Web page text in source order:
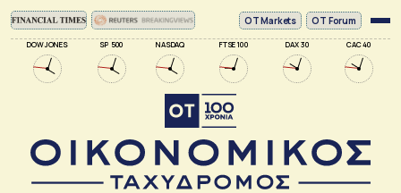
DOW JONES SP 500 NASDAQ FTSE 100 DAX 30 CAC 40
ΟΤ Markets OT Forum